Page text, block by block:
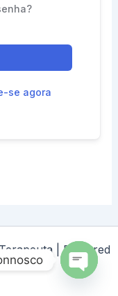
se agora
| Powered